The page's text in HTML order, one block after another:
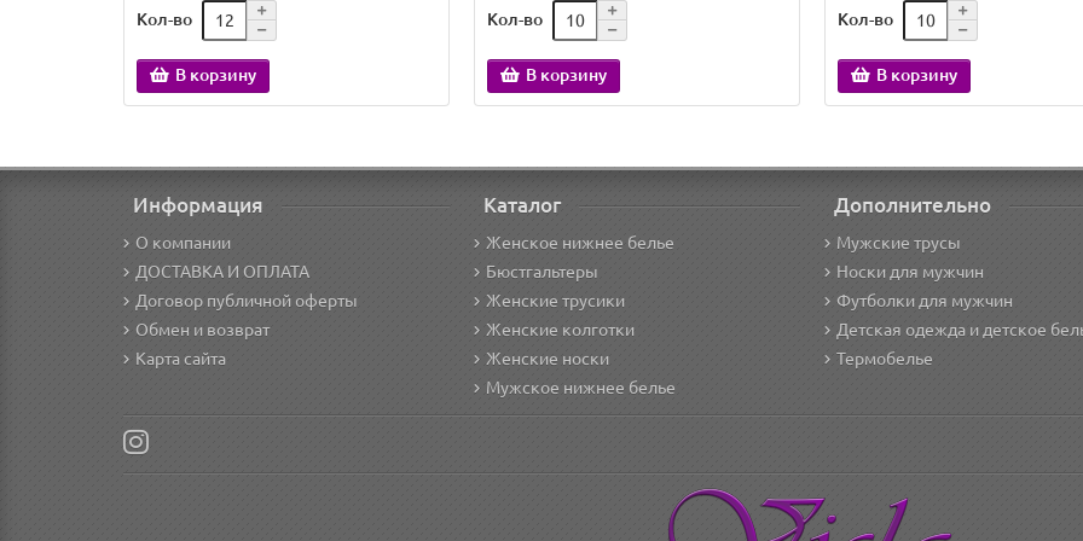
Кол-во
В корзину
Кол-во
В корзину
Кол-во
В корзину
Информация
О компании
ДОСТАВКА И ОПЛАТА
Договор публичной оферты
Обмен и возврат
Карта сайта
Каталог
Женское нижнее белье
Бюстгальтеры
Женские трусики
Женские колготки
Женские носки
Мужское нижнее белье
Дополнительно
Мужские трусы
Носки для мужчин
Футболки для мужчин
Детская одежда и детское
Термобелье